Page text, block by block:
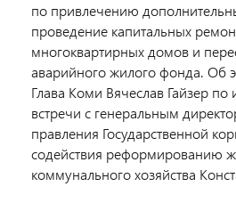
по привлечению
проведение капитальных
многоквартирных домов и
аварийного жилого фонда. Об
Глава Коми Вячеслав Гайзер по
встречи с генеральным
правления Государственной
содействия реформированию
коммунального хозяйства